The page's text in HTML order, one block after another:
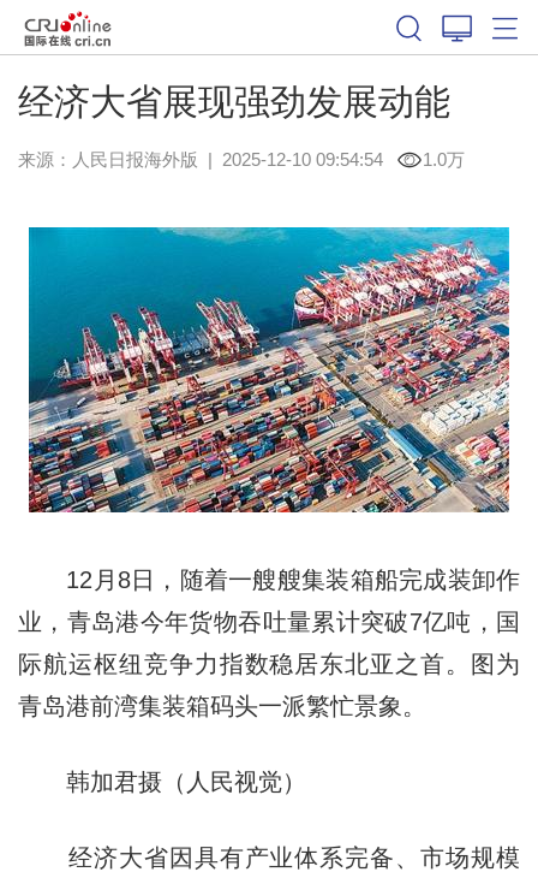
经济大省展现强劲发展动能
来源： 人民日报海外版 | 2025-12-10 09:54:54 1.0万
12月8日，随着一艘艘集装箱船完成装卸作
业，青岛港今年货物吞吐量累计突破7亿吨，国
际航运枢纽竞争力指数稳居东北亚之首。图为
青岛港前湾集装箱码头一派繁忙景象。
韩加君摄（人民视觉）
经济大省因具有产业体系完备、市场规模